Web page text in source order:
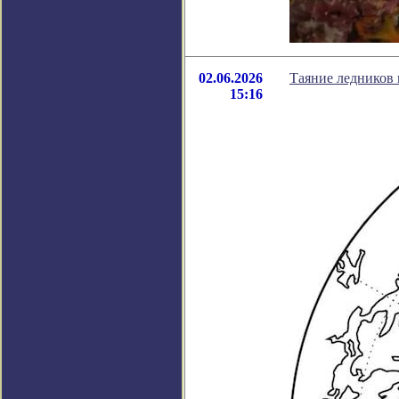
02.06.2026
15:16
Таяние ледников